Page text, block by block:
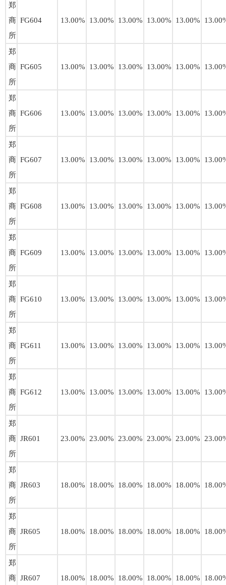
郑
商
所
FG604 13.00% 13.00% 13.00% 13.00% 13.00%
郑
商
所
FG605 13.00% 13.00% 13.00% 13.00% 13.00%
郑
商
所
FG606 13.00% 13.00% 13.00% 13.00% 13.00%
郑
商
所
FG607 13.00% 13.00% 13.00% 13.00% 13.00%
郑
商
所
FG608 13.00% 13.00% 13.00% 13.00% 13.00%
郑
商
所
FG609 13.00% 13.00% 13.00% 13.00% 13.00%
郑
商
所
FG610 13.00% 13.00% 13.00% 13.00% 13.00%
郑
商
所
FG611 13.00% 13.00% 13.00% 13.00% 13.00%
郑
商
所
FG612 13.00% 13.00% 13.00% 13.00% 13.00%
郑
商
所
JR601 23.00% 23.00% 23.00% 23.00% 23.00%
郑
商
所
JR603 18.00% 18.00% 18.00% 18.00% 18.00%
郑
商
所
JR605 18.00% 18.00% 18.00% 18.00% 18.00%
郑
商 JR607 18.00% 18.00% 18.00% 18.00% 18.00%